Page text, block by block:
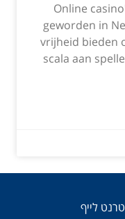
Online
geworden in
vrijheid bieden
scala aan
לייף